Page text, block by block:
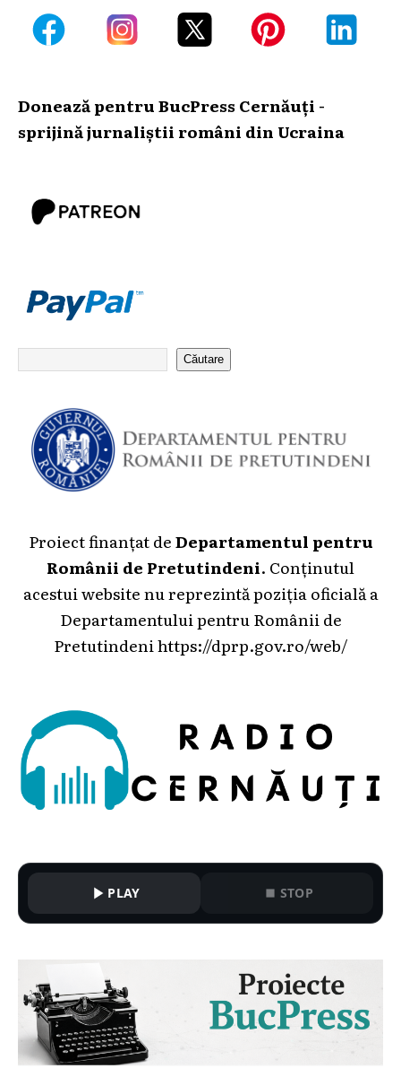
Donează pentru BucPress Cernăuți -
sprijină jurnaliștii români din Ucraina
Căutare
Proiect finanțat deDepartamentul pentru
Românii de Pretutindeni. Conținutul
acestui website nu reprezintă poziția oficială a
Departamentului pentru Românii de
Pretutindeni https://dprp.gov.ro/web/
PLAY STOP